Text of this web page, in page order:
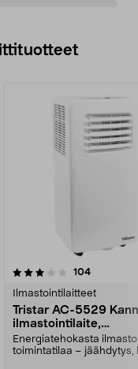
104arvostelut
Ilmastointilaitteet
Tristar AC-5529
ilmastointilaite,
ilmanviilennin
25 m2
Energiatehokasta
toimintatilaa – jäähdytys,
3.5 viidestä